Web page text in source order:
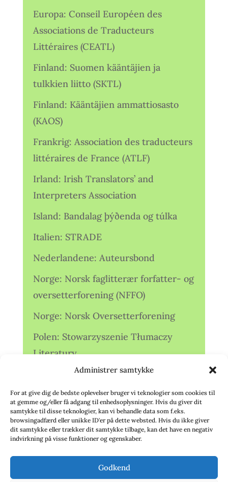
Administrer samtykke
For at give dig de bedste oplevelser bruger vi teknologier som cookies til
at gemme og/eller få adgang til enhedsoplysninger. Hvis du giver dit
samtykke til disse teknologier, kan vi behandle data som f.eks.
browsingadfærd eller unikke ID'er på dette websted. Hvis du ikke giver
dit samtykke eller trækker dit samtykke tilbage, kan det have en negativ
indvirkning på visse funktioner og egenskaber.
Godkend
Europa: Conseil Européen des
Associations de Traducteurs
Littéraires (CEATL)
Finland: Suomen kääntäjien ja
tulkkien liitto (SKTL)
Finland: Kääntäjien ammattiosasto
(KAOS)
Frankrig: Association des traducteurs
littéraires de France (ATLF)
Irland: Irish Translators’ and
Interpreters Association
Island: Bandalag þýðenda og túlka
Italien: STRADE
Nederlandene: Auteursbond
Norge: Norsk faglitterær forfatter- og
oversetterforening (NFFO)
Norge: Norsk Oversetterforening
Polen: Stowarzyszenie Tłumaczy
Literatury
Storbritannien: Translators
Association (TA)
Sverige: Översättarsektionen (Ö.)
Sverige: Översättarcentrum (ÖC)
deutschsprachiger Übersetzer (VdÜ)